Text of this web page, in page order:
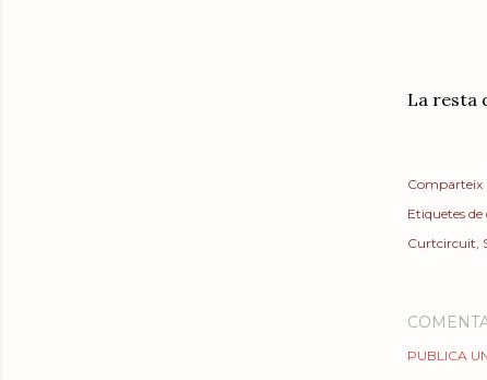
La resta
Comparteix
Etiquetes
Curtcircuit
PUBLICA